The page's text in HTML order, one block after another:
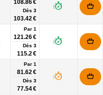
108.86 €
Dès 3
103.42 €
Par 1
121.26 €
Dès 3
115.2 €
Par 1
81.62 €
Dès 3
77.54 €